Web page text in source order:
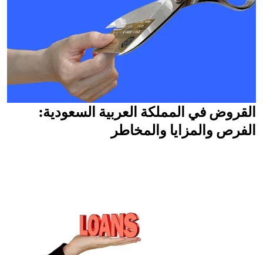
القروض في المملكة العربية السعودية:
الفرص والمزايا والمخاطر